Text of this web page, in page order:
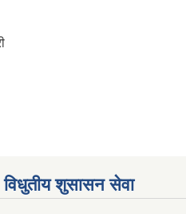
विधुतीय शुसासन सेवा